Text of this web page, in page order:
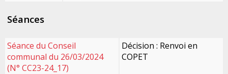
Séances
Séance du Conseil
communal du 26/03/2024
(N° CC23-24_17)
Décision : Renvoi en
COPET